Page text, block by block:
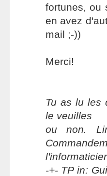
fortunes, ou
en avez
mail ;-))
Merci!
Tu as lu les
le veuilles
ou non.
-+- TP in: